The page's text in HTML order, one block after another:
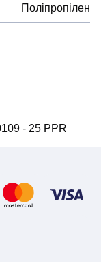
Поліпропілен
- 25 PPR